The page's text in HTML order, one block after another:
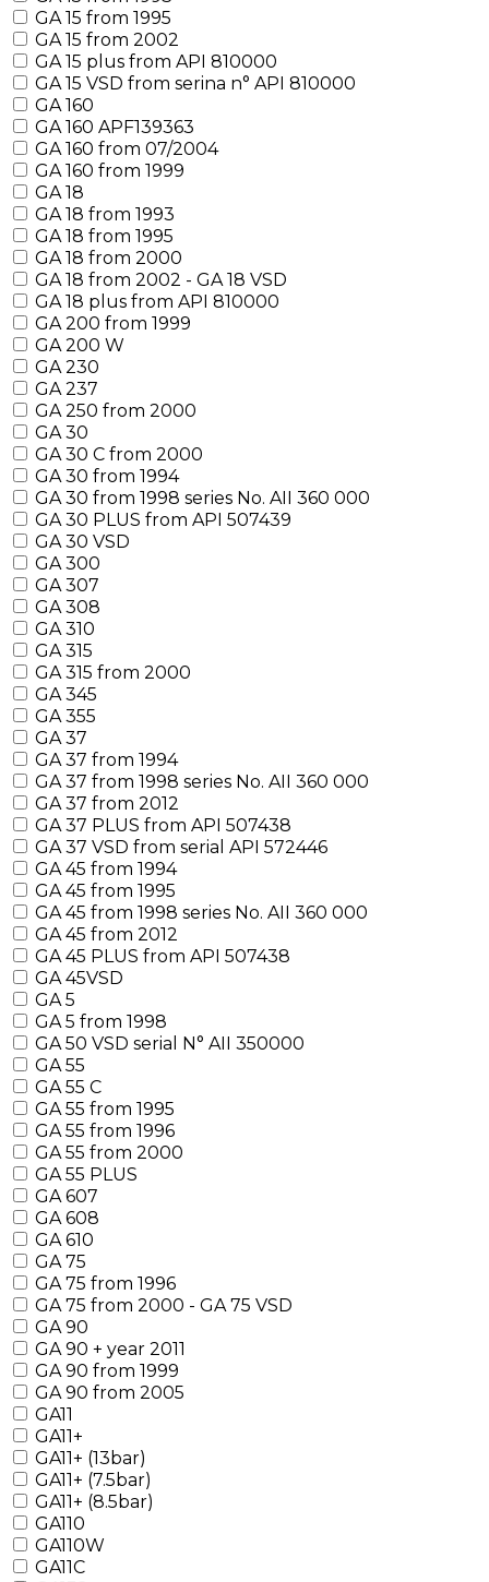
GA 15 from 1995
GA 15 from 2002
GA 15 plus from API 810000
GA 15 VSD from serina n° API 810000
GA 160
GA 160 APF139363
GA 160 from 07/2004
GA 160 from 1999
GA 18
GA 18 from 1993
GA 18 from 1995
GA 18 from 2000
GA 18 from 2002 - GA 18 VSD
GA 18 plus from API 810000
GA 200 from 1999
GA 200 W
GA 230
GA 237
GA 250 from 2000
GA 30
GA 30 C from 2000
GA 30 from 1994
GA 30 from 1998 series No. AII 360 000
GA 30 PLUS from API 507439
GA 30 VSD
GA 300
GA 307
GA 308
GA 310
GA 315
GA 315 from 2000
GA 345
GA 355
GA 37
GA 37 from 1994
GA 37 from 1998 series No. AII 360 000
GA 37 from 2012
GA 37 PLUS from API 507438
GA 37 VSD from serial API 572446
GA 45 from 1994
GA 45 from 1995
GA 45 from 1998 series No. AII 360 000
GA 45 from 2012
GA 45 PLUS from API 507438
GA 45VSD
GA 5
GA 5 from 1998
GA 50 VSD serial N° AII 350000
GA 55
GA 55 C
GA 55 from 1995
GA 55 from 1996
GA 55 from 2000
GA 55 PLUS
GA 607
GA 608
GA 610
GA 75
GA 75 from 1996
GA 75 from 2000 - GA 75 VSD
GA 90
GA 90 + year 2011
GA 90 from 1999
GA 90 from 2005
GA11
GA11+
GA11+ (13bar)
GA11+ (7.5bar)
GA11+ (8.5bar)
GA110
GA110W
GA11C